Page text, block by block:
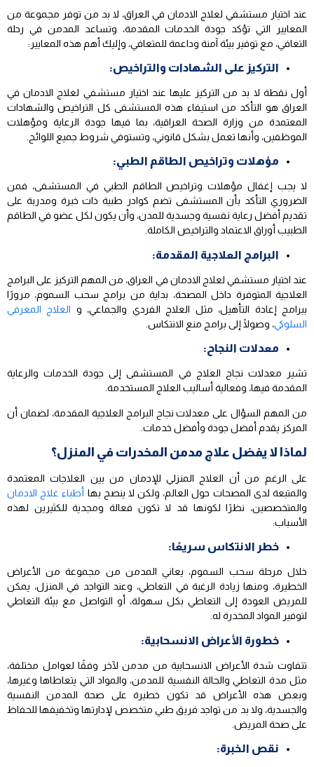
عند اختيار مستشفي لعلاج الادمان في العراق، لا بد من توفر مجموعة من
المعايير التي تؤكد جودة الخدمات المقدمة، وتساعد المدمن في رحلة
التعافي، مع توفير بيئة آمنة وداعمة للمتعافي، وإليك أهم هذه المعايير:
التركيز على الشهادات والتراخيص:
أول نقطة لا بد من التركيز عليها عند اختيار مستشفي لعلاج الادمان في
العراق هو التأكد من استيفاء هذه المستشفى كل التراخيص والشهادات
المعتمدة من وزارة الصحة العراقية، بما فيها جودة الرعاية ومؤهلات
الموظفين، وأنها تعمل بشكل قانوني، وتستوفي شروط جميع اللوائح.
مؤهلات وتراخيص الطاقم الطبي:
لا يجب إغفال مؤهلات وتراخيص الطاقم الطبي في المستشفى، فمن
الضروري التأكد بأن المستشفى تضم كوادر طبية ذات خبرة ومدربة على
تقديم أفضل رعاية نفسية وجسدية للمدن، وأن يكون لكل عضو في الطاقم
الطبيب أوراق الاعتماد والتراخيص الكاملة.
البرامج العلاجية المقدمة:
عند اختيار مستشفي لعلاج الادمان في العراق، من المهم التركيز على البرامج
العلاجية المتوفرة داخل المصحة، بداية من برامج سحب السموم، مرورًا
ببرامج إعادة التأهيل، مثل العلاج الفردي والجماعي، و العلاج المعرفي
السلوكي، وصولًا إلى برامج منع الانتكاس.
معدلات النجاح:
تشير معدلات نجاح العلاج في المستشفى إلى جودة الخدمات والرعاية
المقدمة فيها، وفعالية أساليب العلاج المستخدمة.
من المهم السؤال على معدلات نجاح البرامج العلاجية المقدمة، لضمان أن
المركز يقدم أفضل جودة وأفضل خدمات.
لماذا لا يفضل علاج مدمن المخدرات في المنزل؟
على الرغم من أن العلاج المنزلي للإدمان من بين العلاجات المعتمدة
والمتبعة لدى المصحات حول العالم، ولكن لا ينصح بها أطباء علاج الادمان
والمتخصصين، نظرًا لكونها قد لا تكون فعالة ومجدية للكثيرين لهذه
الأسباب:
خطر الانتكاس سريعًا:
خلال مرحلة سحب السموم، يعاني المدمن من مجموعة من الأعراض
الخطيرة، ومنها زيادة الرغبة في التعاطي، وعند التواجد في المنزل، يمكن
للمريض العودة إلى التعاطي بكل سهولة، أو التواصل مع بيئة التعاطي
لتوفير المواد المخدرة له.
خطورة الأعراض الانسحابية:
تتفاوت شدة الأعراض الانسحابية من مدمن لآخر وفقًا لعوامل مختلفة،
مثل مدة التعاطي والحالة النفسية للمدمن، والمواد التي يتعاطاها وغيرها،
وبعض هذه الأعراض قد تكون خطيرة على صحة المدمن النفسية
والجسدية، ولا بد من تواجد فريق طبي متخصص لإدارتها وتخفيفها للحفاظ
على صحة المريض.
نقص الخبرة: